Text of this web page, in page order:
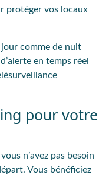
protéger vos locaux
comme de nuit
en temps réel
pour votre
n’avez pas besoin
Vous bénéficiez